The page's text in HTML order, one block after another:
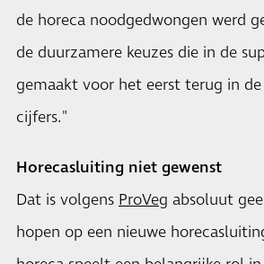
de horeca noodgedwongen werd
de duurzamere keuzes die in de
gemaakt voor het eerst terug in
cijfers."
Horecasluiting niet gewenst
Dat is volgens ProVeg absoluut
hopen op een nieuwe